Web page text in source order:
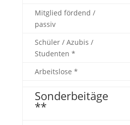
Mitglied fördend /
passiv
Schüler / Azubis /
Studenten *
Arbeitslose *
Sonderbeitäge
**